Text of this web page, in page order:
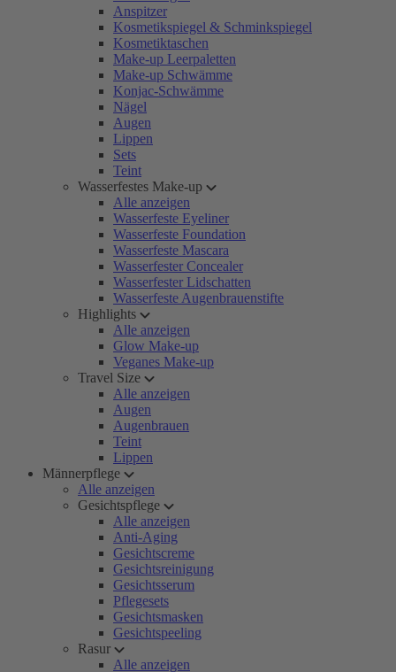
Anspitzer
Kosmetikspiegel & Schminkspiegel
Kosmetiktaschen
Make-up Leerpaletten
Make-up Schwämme
Konjac-Schwämme
Nägel
Augen
Lippen
Sets
Teint
Wasserfestes Make-up
Alle anzeigen
Wasserfeste Eyeliner
Wasserfeste Foundation
Wasserfeste Mascara
Wasserfester Concealer
Wasserfester Lidschatten
Wasserfeste Augenbrauenstifte
Highlights
Alle anzeigen
Glow Make-up
Veganes Make-up
Travel Size
Alle anzeigen
Augen
Augenbrauen
Teint
Lippen
Männerpflege
Alle anzeigen
Gesichtspflege
Alle anzeigen
Anti-Aging
Gesichtscreme
Gesichtsreinigung
Gesichtsserum
Pflegesets
Gesichtsmasken
Gesichtspeeling
Rasur
Alle anzeigen